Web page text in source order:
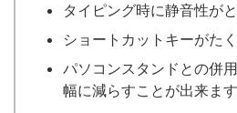
タイピング時に静音性が
ショートカットキーがた
パソコンスタンドとの併
幅に減らすことが出来ます